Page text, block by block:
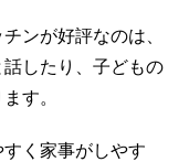
ンが好評なのは、
したり、子どもの
す。
く家事がしやす